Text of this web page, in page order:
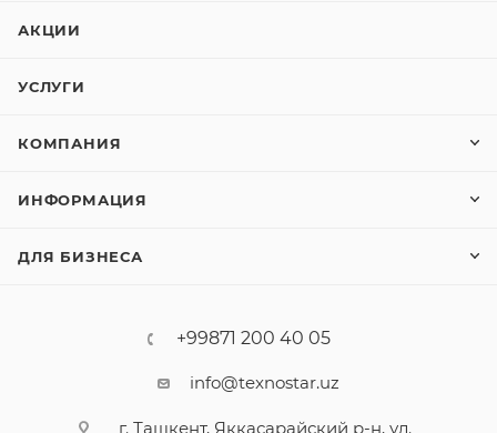
АКЦИИ
УСЛУГИ
КОМПАНИЯ
ИНФОРМАЦИЯ
ДЛЯ БИЗНЕСА
+99871 200 40 05
info@texnostar.uz
г. Ташкент, Яккасарайский р-н, ул.